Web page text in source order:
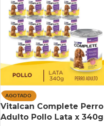
AGOTADO
Vitalcan Complete Perro
Adulto Pollo Lata x 340g